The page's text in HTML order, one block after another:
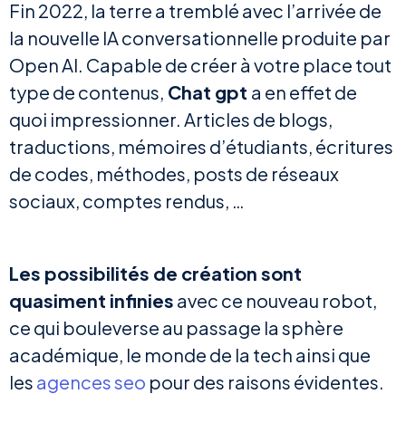
Fin 2022, la terre a tremblé avec l’arrivée de
la nouvelle IA conversationnelle produite par
Open AI. Capable de créer à votre place tout
type de contenus, Chat gpt a en effet de
quoi impressionner. Articles de blogs,
traductions, mémoires d’étudiants, écritures
de codes, méthodes, posts de réseaux
sociaux, comptes rendus, …
Les possibilités de création sont
quasiment infinies avec ce nouveau robot,
ce qui bouleverse au passage la sphère
académique, le monde de la tech ainsi que
les agences seo pour des raisons évidentes.